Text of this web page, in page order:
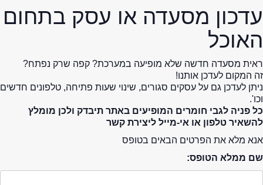
עדכון מסעדה או עסק בתחום
האוכל
ראית מסעדה חדשה שלא מופיעה במערכת? קפה שרק נפתח?
זה המקום לעדכן אותנו!
ניתן לעדכן גם על עסקים סגורים, שינוי שעות פתיחה, טלפונים חדשים
וכו'.
כל פניה לגבי חומרים המופיעים באתר תיבדק ולכן מומלץ
להשאיר טלפון או אי-מייל ליצירת קשר
אנא מלא את הפרטים הבאים בטופס
שם ממלא הטופס: